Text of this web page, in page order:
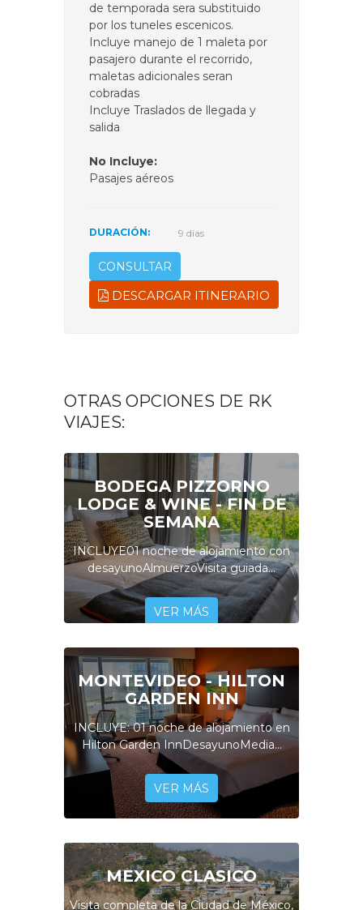
de temporada sera substituido
por los tuneles escenicos.
Incluye manejo de 1 maleta por
pasajero durante el recorrido,
maletas adicionales seran
cobradas
Incluye Traslados de llegada y
salida
No Incluye:
Pasajes aéreos
DURACIÓN: 9 dias
CONSULTAR
DESCARGAR ITINERARIO
OTRAS OPCIONES DE RK
VIAJES:
BODEGA PIZZORNO
LODGE & WINE - FIN DE
SEMANA
INCLUYE01 noche de alojamiento con
desayunoAlmuerzoVisita guiada...
VER MÁS
MONTEVIDEO - HILTON
GARDEN INN
INCLUYE: 01 noche de alojamiento en
Hilton Garden InnDesayunoMedia...
VER MÁS
MEXICO CLASICO
Visita completa de la Ciudad de México,